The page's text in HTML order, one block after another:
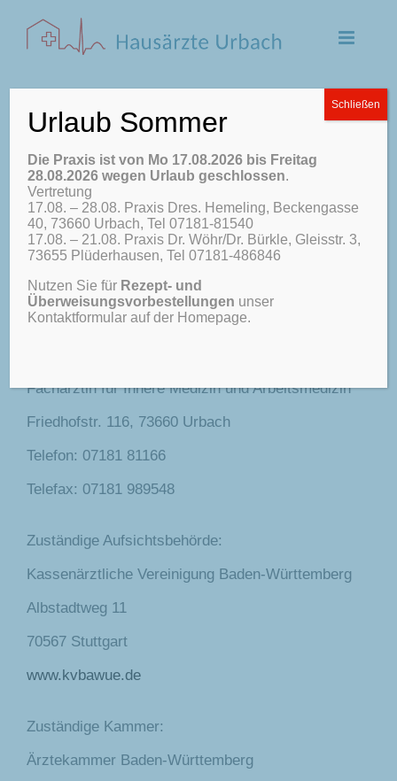
Inhalt
Impressum
Hausärztliche Gemeinschaftspraxis
Dr. med. Stephan Scherer
Facharzt für Allgemeinmedizin
Fachärztin für Innere Medizin und Arbeitsmedizin
Friedhofstr. 116, 73660 Urbach
Telefon: 07181 81166
Telefax: 07181 989548
Zuständige Aufsichtsbehörde:
Kassenärztliche Vereinigung Baden-Württemberg
Albstadtweg 11
70567 Stuttgart
www.kvbawue.de
Zuständige Kammer:
Ärztekammer Baden-Württemberg
Urlaub Sommer
Die Praxis ist von Mo 17.08.2026 bis Freitag
28.08.2026 wegen Urlaub geschlossen.
Vertretung
17.08. – 28.08. Praxis Dres. Hemeling, Beckengasse
40, 73660 Urbach, Tel 07181-81540
17.08. – 21.08. Praxis Dr. Wöhr/Dr. Bürkle, Gleisstr. 3,
73655 Plüderhausen, Tel 07181-486846
Nutzen Sie für Rezept- und
Überweisungsvorbestellungen unser
Kontaktformular auf der Homepage.
Schließen